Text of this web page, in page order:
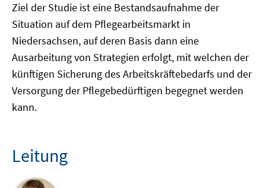
Ziel der Studie ist eine Bestandsaufnahme der
Situation auf dem Pflegearbeitsmarkt in
Niedersachsen, auf deren Basis dann eine
Ausarbeitung von Strategien erfolgt, mit welchen der
künftigen Sicherung des Arbeitskräftebedarfs und der
Versorgung der Pflegebedürftigen begegnet werden
kann.
Leitung